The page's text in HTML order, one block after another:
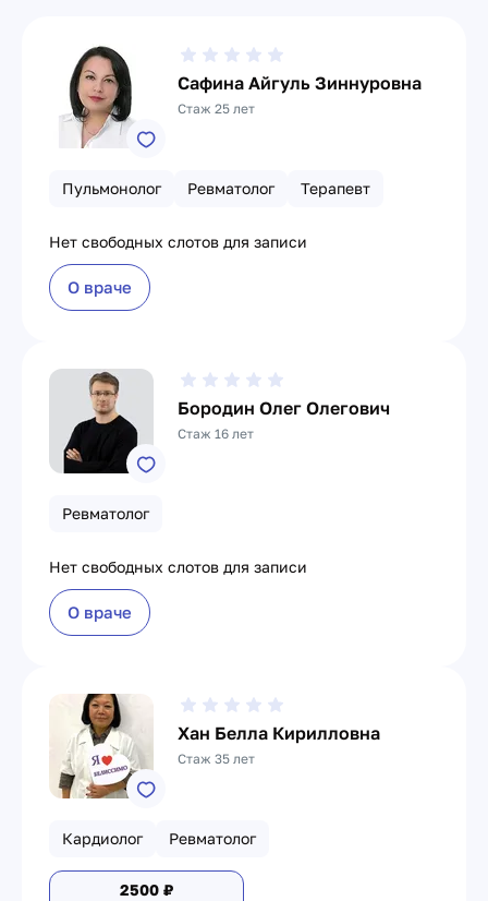
Сафина Айгуль Зиннуровна
Стаж 25 лет
Пульмонолог Ревматолог Терапевт
Нет свободных слотов для записи
О враче
Бородин Олег Олегович
Стаж 16 лет
Ревматолог
Нет свободных слотов для записи
О враче
Хан Белла Кирилловна
Стаж 35 лет
Кардиолог Ревматолог
2500 ₽